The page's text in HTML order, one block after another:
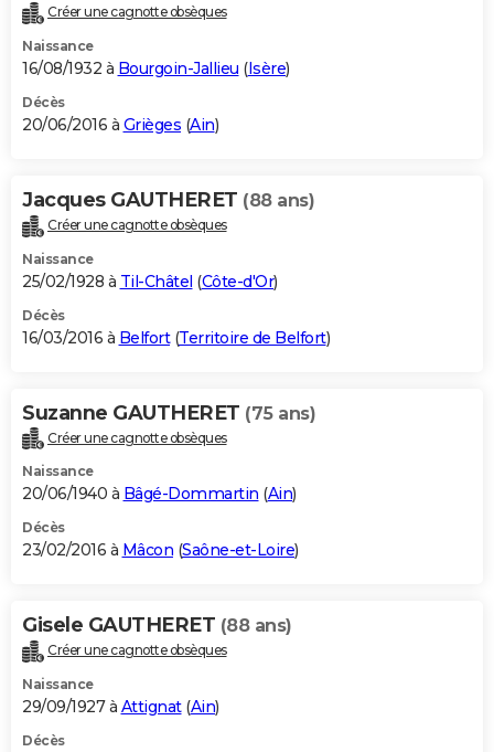
Créer une cagnotte obsèques
Naissance
16/08/1932 à Bourgoin-Jallieu (Isère)
Décès
20/06/2016 à Grièges (Ain)
Jacques GAUTHERET (88 ans)
Créer une cagnotte obsèques
Naissance
25/02/1928 à Til-Châtel (Côte-d'Or)
Décès
16/03/2016 à Belfort(Territoire de Belfort)
Suzanne GAUTHERET (75 ans)
Créer une cagnotte obsèques
Naissance
20/06/1940 à Bâgé-Dommartin (Ain)
Décès
23/02/2016 à Mâcon (Saône-et-Loire)
Gisele GAUTHERET (88 ans)
Créer une cagnotte obsèques
Naissance
29/09/1927 à Attignat(Ain)
Décès